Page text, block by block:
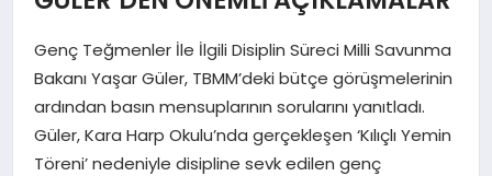
TEKNOLOJI
YAŞAM
Genç Teğmenler İle İlgili Disiplin Süreci Milli Savunma
Bakanı Yaşar Güler, TBMM’deki bütçe görüşmelerinin
ardından basın mensuplarının sorularını yanıtladı.
Güler, Kara Harp Okulu’nda gerçekleşen ‘Kılıçlı Yemin
Töreni’ nedeniyle disipline sevk edilen genç